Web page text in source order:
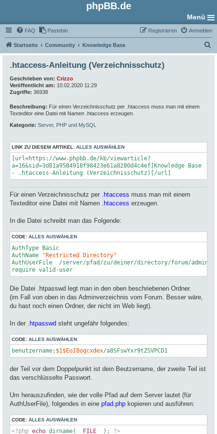
phpBB.de
Menü
FAQ Pastebin Anmelden
Registrieren
Startseite Community Knowledge Base
u
.htaccess-Anleitung (Verzeichnisschutz)
Geschrieben von: Crizzo
Veröffentlicht am: 10.02.2020 11:29
Zugriffe: 36938
Beschreibung: Für einen Verzeichnisschutz per .htaccess muss man mit einem
Texteditor eine Datei mit Namen .htaccess erzeugen.
Kategorie: Server, PHP und MySQL
LINK ZU DIESEM ARTIKEL: ALLES AUSWÄHLEN
[url=https://www.phpbb.de/kb/viewarticle?
a=16&sid=3d81a9584918f98423e61a8280d4c4ef]Knowledge Base
- .htaccess-Anleitung (Verzeichnisschutz)[/url]
Für einen Verzeichnisschutz per .htaccess muss man mit einem
Texteditor eine Datei mit Namen .htaccess erzeugen.
In die Datei schreibt man das Folgende:
CODE: ALLES AUSWÄHLEN
AuthType Basic
AuthName
"Restricted Directory"
AuthUserFile /server/pfad/zu/deiner/directory/forum/admin/
require valid-user
Die Datei .htpasswd legt man in den oben beschriebenen Ordner.
(im Fall von oben in das Adminverzeichnis vom Forum. Besser wäre,
du hast noch einen Ordner, der nicht im Web liegt).
In der .htpasswd steht ungefähr folgendes:
CODE: ALLES AUSWÄHLEN
benutzername: $1 $EoI8oqcxdex/a8SFswYxr9tZSVPCD1
der Teil vor dem Doppelpunkt ist dein Beutzername, der zweite Teil ist
das verschlüsselte Passwort.
Um herauszufinden, wie der volle Pfad auf dem Server lautet (für
AuthUserFile), folgendes in eine pfad.php kopieren und ausführen:
CODE: ALLES AUSWÄHLEN
<?php echo dirname( __FILE__ ); ?>